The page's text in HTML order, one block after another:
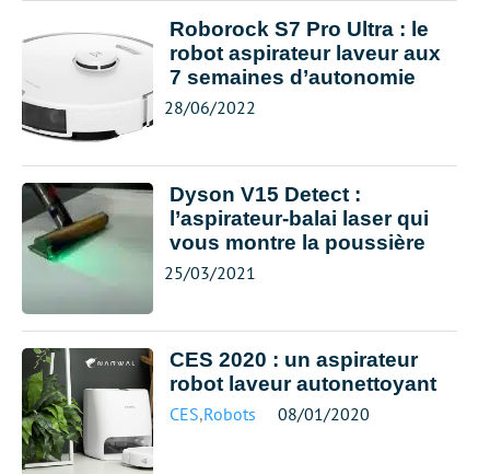
Roborock S7 Pro Ultra : le
robot aspirateur laveur aux
7 semaines d’autonomie
28/06/2022
Dyson V15 Detect :
l’aspirateur-balai laser qui
vous montre la poussière
25/03/2021
CES 2020 : un aspirateur
robot laveur autonettoyant
CES,Robots 08/01/2020